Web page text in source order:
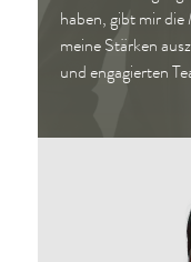
haben, gibt mir
meine Stärken
und engagierten